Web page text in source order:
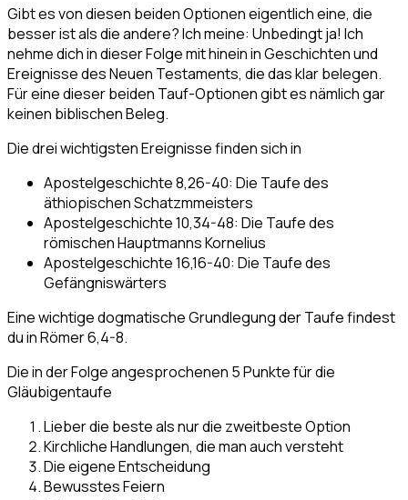
Gibt es von diesen beiden Optionen eigentlich eine, die
besser ist als die andere? Ich meine: Unbedingt ja! Ich
nehme dich in dieser Folge mit hinein in Geschichten und
Ereignisse des Neuen Testaments, die das klar belegen.
Für eine dieser beiden Tauf-Optionen gibt es nämlich gar
keinen biblischen Beleg.
Die drei wichtigsten Ereignisse finden sich in
Apostelgeschichte 8,26-40: Die Taufe des
äthiopischen Schatzmmeisters
Apostelgeschichte 10,34-48: Die Taufe des
römischen Hauptmanns Kornelius
Apostelgeschichte 16,16-40: Die Taufe des
Gefängniswärters
Eine wichtige dogmatische Grundlegung der Taufe findest
du in Römer 6,4-8.
Die in der Folge angesprochenen 5 Punkte für die
Gläubigentaufe
Lieber die beste als nur die zweitbeste Option
Kirchliche Handlungen, die man auch versteht
Die eigene Entscheidung
Bewusstes Feiern